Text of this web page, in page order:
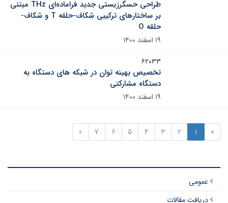
طراحی حسگرزیستی جدید فراماده‌ای THz مبتنی
بر ساختارهای ترکیبی شکاف-حلقه T و شکاف-
حلقه O
۱۹ اسفند ۱۴۰۰
۶۲۰۳۳
تخصیص بهینه توان در شبکه های دستگاه به
دستگاه مشارکتی
۱۹ اسفند ۱۴۰۰
«
1
2
3
4
5
6
7
»
عمومی
دریافت مقالات